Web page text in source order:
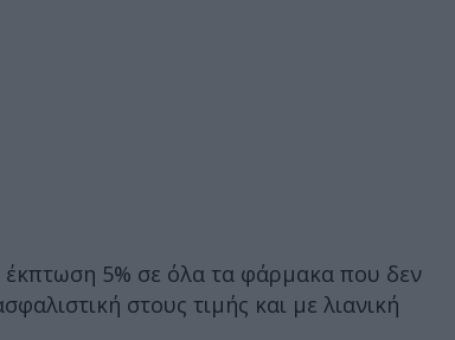
έκπτωση 5% σε όλα τα φάρμακα που δεν
στους τιμής και με λιανική